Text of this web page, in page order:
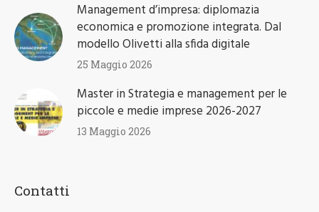
Management d’impresa: diplomazia
economica e promozione integrata. Dal
modello Olivetti alla sfida digitale
25 Maggio 2026
Master in Strategia e management per le
piccole e medie imprese 2026-2027
13 Maggio 2026
Contatti